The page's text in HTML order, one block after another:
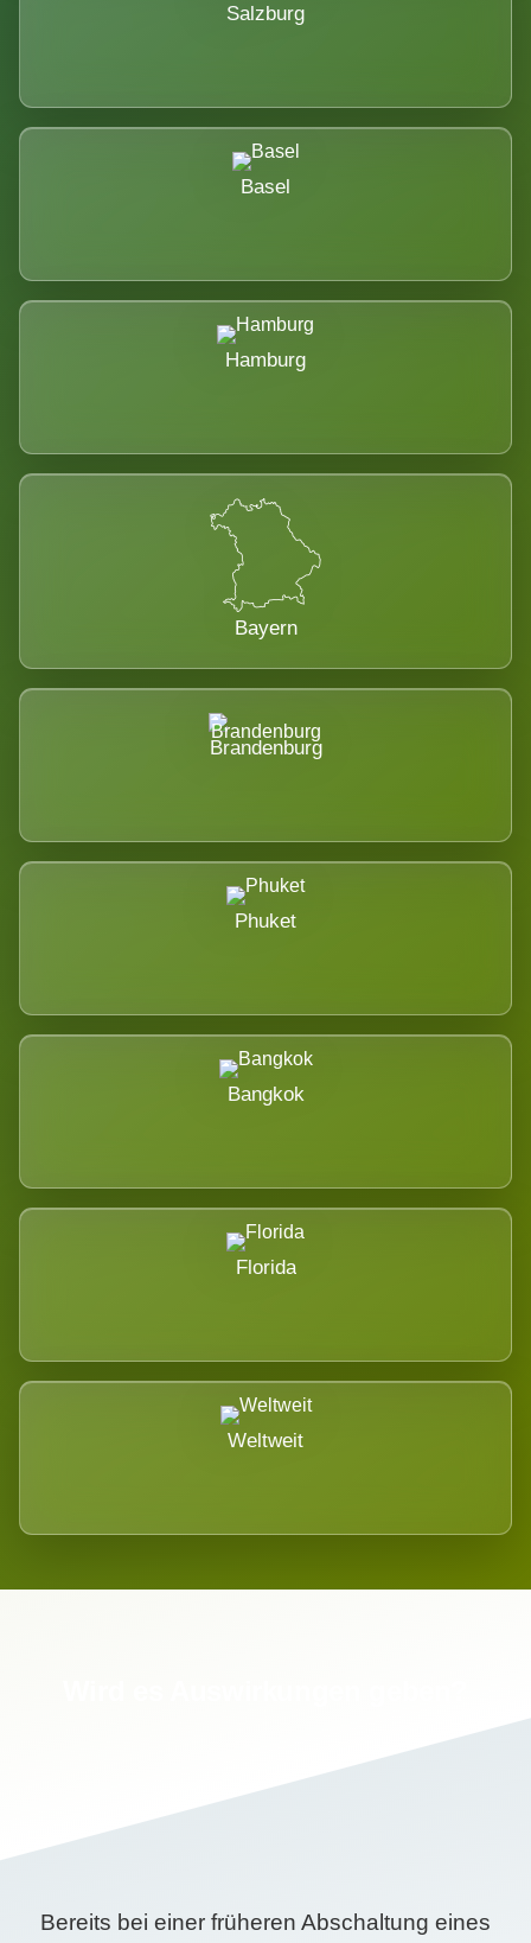
Salzburg
Basel
Hamburg
Bayern
Brandenburg
Phuket
Bangkok
Florida
Weltweit
Bereits bei einer früheren Abschaltung eines